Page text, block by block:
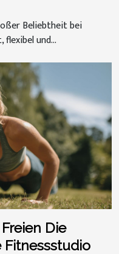
Beliebtheit bei
und...
Die